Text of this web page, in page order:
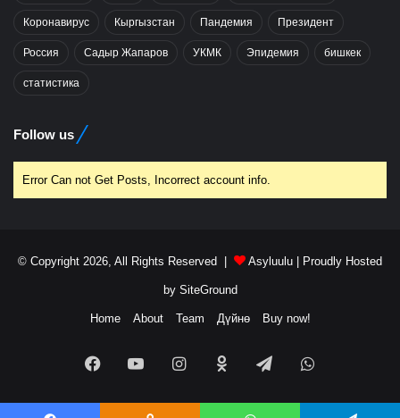
Коронавирус Кыргызстан Пандемия Президент
Россия Садыр Жапаров УКМК Эпидемия бишкек
статистика
Follow us
Error Can not Get Posts, Incorrect account info.
© Copyright 2026, All Rights Reserved | Asyluulu | Proudly Hosted
by SiteGround
Home About Team Дүйнө Buy now!
FacebookYouTubeInstagramOdnoklassniki
TelegramWhatsApp